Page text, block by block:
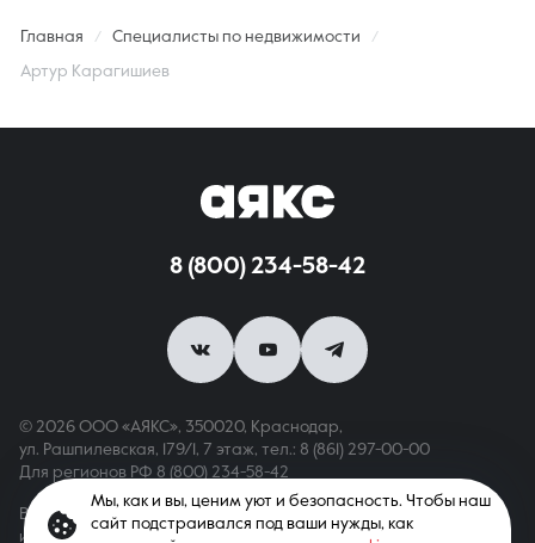
Главная Специалисты по недвижимости
Артур Карагишиев
8 (800) 234-58-42
© 2026 ООО «АЯКС», 350020, Краснодар,
ул. Рашпилевская, 179/1, 7 этаж, тел.: 8 (861) 297-00-00
Для регионов РФ 8 (800) 234-58-42
Вся информация, опубликованная на сайте, носит только
информационный характер и не является публичной офертой,
Мы, как и вы, ценим уют и безопасность. Чтобы наш
сайт подстраивался под ваши нужды, как